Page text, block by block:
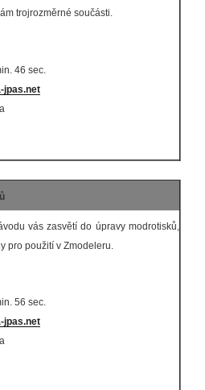
trojrozměrné součásti.
46 sec.
jpas.net
vás zasvětí do úpravy modrotisků,
pro použití v Zmodeleru.
56 sec.
jpas.net